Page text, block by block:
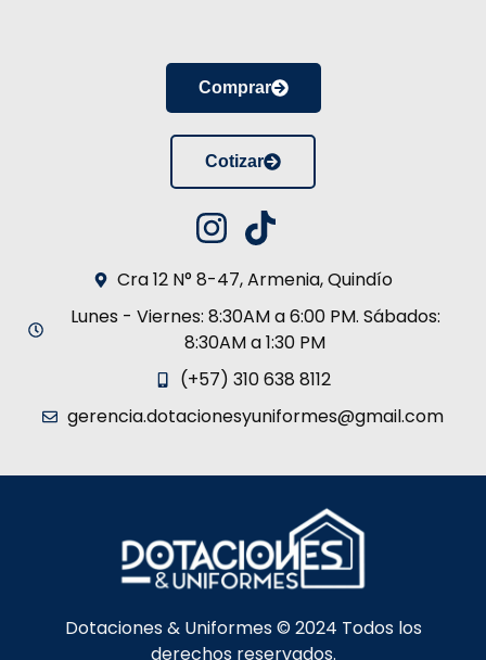
Comprar
Cotizar
Cra 12 N° 8-47, Armenia, Quindío
Lunes - Viernes: 8:30AM a 6:00 PM. Sábados:
8:30AM a 1:30 PM
(+57) 310 638 8112
gerencia.dotacionesyuniformes@gmail.com
Dotaciones & Uniformes © 2024 Todos los
derechos reservados.